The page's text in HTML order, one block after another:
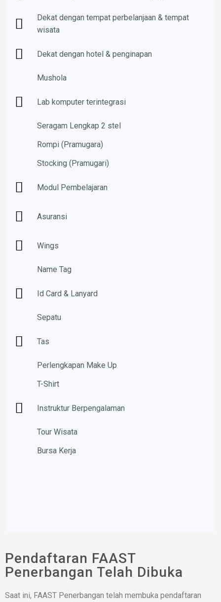
Dekat dengan tempat perbelanjaan & tempat
wisata
Dekat dengan hotel & penginapan
Mushola
Lab komputer terintegrasi
Seragam Lengkap 2 stel
Rompi (Pramugara)
Stocking (Pramugari)
Modul Pembelajaran
Asuransi
Wings
Name Tag
Id Card & Lanyard
Sepatu
Tas
Perlengkapan Make Up
T-Shirt
Instruktur Berpengalaman
Tour Wisata
Bursa Kerja
Pendaftaran FAAST
Penerbangan Telah Dibuka
Saat ini, FAAST Penerbangan telah membuka pendaftaran